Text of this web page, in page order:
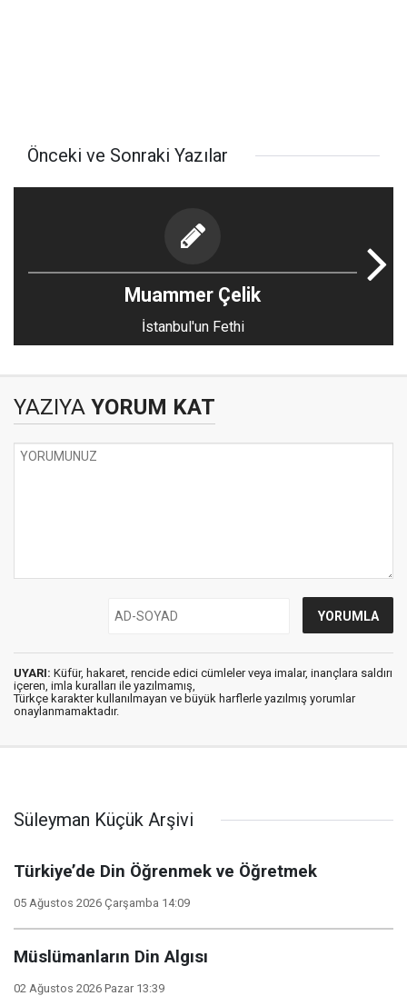
Önceki ve Sonraki Yazılar
Muammer Çelik
İstanbul'un Fethi
YAZIYA YORUM KAT
UYARI: Küfür, hakaret, rencide edici cümleler veya imalar, inançlara saldırı
içeren, imla kuralları ile yazılmamış,
Türkçe karakter kullanılmayan ve büyük harflerle yazılmış yorumlar
onaylanmamaktadır.
Süleyman Küçük Arşivi
Türkiye’de Din Öğrenmek ve Öğretmek
05 Ağustos 2026 Çarşamba 14:09
Müslümanların Din Algısı
02 Ağustos 2026 Pazar 13:39